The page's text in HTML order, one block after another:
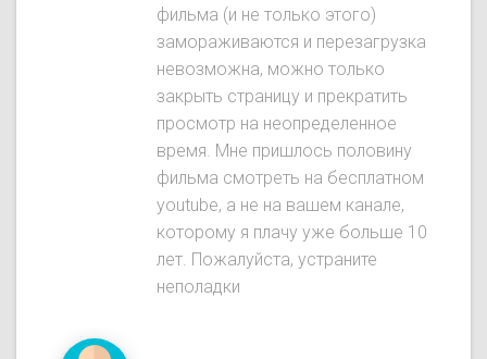
фильма (и не только этого)
замораживаются и перезагрузка
невозможна, можно только
закрыть страницу и прекратить
просмотр на неопределенное
время. Мне пришлось половину
фильма смотреть на бесплатном
youtube, а не на вашем канале,
которому я плачу уже больше 10
лет. Пожалуйста, устраните
неполадки